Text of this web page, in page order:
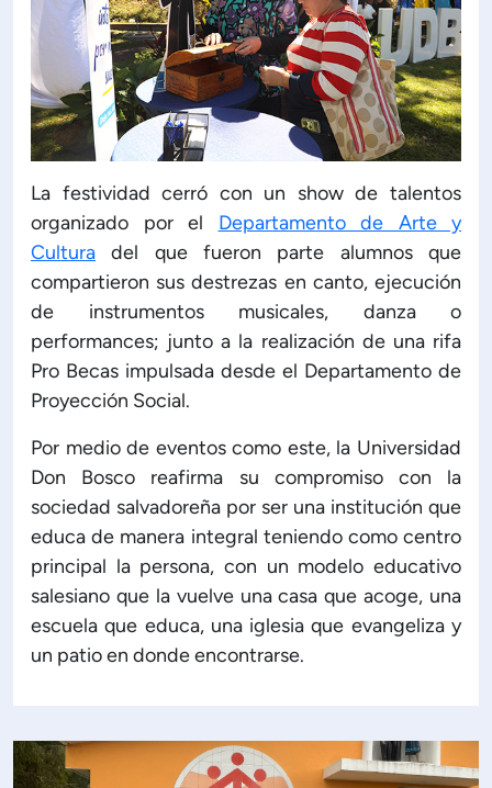
La festividad cerró con un show de talentos
organizado por el Departamento de Arte y
Cultura del que fueron parte alumnos que
compartieron sus destrezas en canto, ejecución
de instrumentos musicales, danza o
performances; junto a la realización de una rifa
Pro Becas impulsada desde el Departamento de
Proyección Social.
Por medio de eventos como este, la Universidad
Don Bosco reafirma su compromiso con la
sociedad salvadoreña por ser una institución que
educa de manera integral teniendo como centro
principal la persona, con un modelo educativo
salesiano que la vuelve una casa que acoge, una
escuela que educa, una iglesia que evangeliza y
un patio en donde encontrarse.